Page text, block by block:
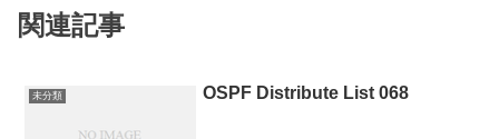
関連記事
未分類 OSPF Distribute List 068